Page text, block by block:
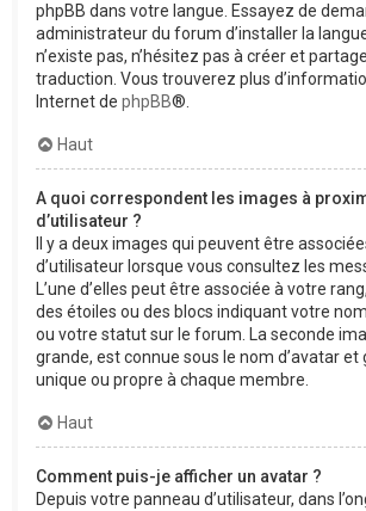
phpBB dans votre langue. Essayez de
administrateur du forum d’installer la
n’existe pas, n’hésitez pas à créer et
traduction. Vous trouverez plus
Internet de phpBB®.
Haut
A quoi correspondent les images à
d’utilisateur ?
Il y a deux images qui peuvent être
d’utilisateur lorsque vous consultez les
L’une d’elles peut être associée à votre
des étoiles ou des blocs indiquant votre
ou votre statut sur le forum. La seconde
grande, est connue sous le nom d’avatar
unique ou propre à chaque membre.
Haut
Comment puis-je afficher un avatar ?
Depuis votre panneau d’utilisateur, dans